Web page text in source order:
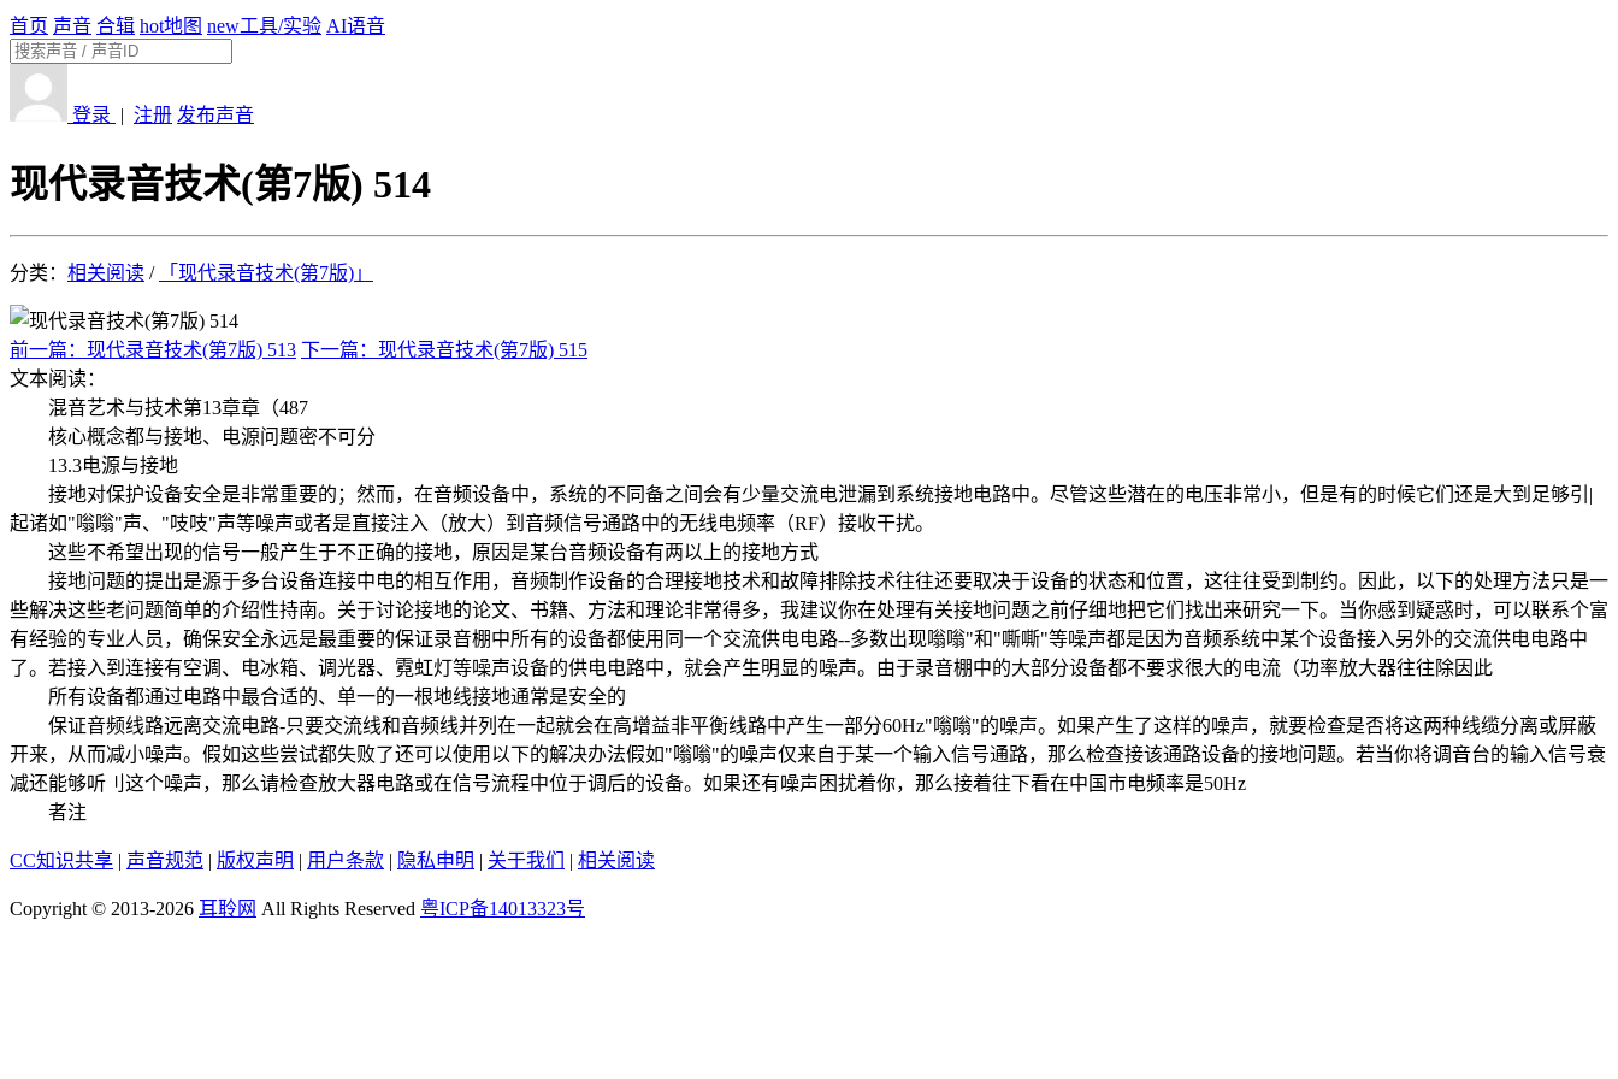
首页 声音 合辑 hot地图 new工具/实验 AI语音
登录 | 注册 发布声音
现代录音技术(第7版) 514
分类： 相关阅读 / 「现代录音技术(第7版)」
前一篇：现代录音技术(第7版) 513 下一篇：现代录音技术(第7版) 515
文本阅读：
混音艺术与技术第13章章（487
核心概念都与接地、电源问题密不可分
13.3电源与接地
接地对保护设备安全是非常重要的；然而，在音频设备中，系统的不同备之间会有少量交流电泄漏到系统接地电路中。尽管这些潜在的电压非常小，但是有的时候它们还是大到足够引|
起诸如"嗡嗡"声、"吱吱"声等噪声或者是直接注入（放大）到音频信号通路中的无线电频率（RF）接收干扰。
这些不希望出现的信号一般产生于不正确的接地，原因是某台音频设备有两以上的接地方式
接地问题的提出是源于多台设备连接中电的相互作用，音频制作设备的合理接地技术和故障排除技术往往还要取决于设备的状态和位置，这往往受到制约。因此，以下的处理方法只是一
些解决这些老问题简单的介绍性持南。关于讨论接地的论文、书籍、方法和理论非常得多，我建议你在处理有关接地问题之前仔细地把它们找出来研究一下。当你感到疑惑时，可以联系个富
有经验的专业人员，确保安全永远是最重要的保证录音棚中所有的设备都使用同一个交流供电电路--多数出现嗡嗡"和"嘶嘶"等噪声都是因为音频系统中某个设备接入另外的交流供电电路中
了。若接入到连接有空调、电冰箱、调光器、霓虹灯等噪声设备的供电电路中，就会产生明显的噪声。由于录音棚中的大部分设备都不要求很大的电流（功率放大器往往除因此
所有设备都通过电路中最合适的、单一的一根地线接地通常是安全的
保证音频线路远离交流电路-只要交流线和音频线并列在一起就会在高增益非平衡线路中产生一部分60Hz"嗡嗡"的噪声。如果产生了这样的噪声，就要检查是否将这两种线缆分离或屏蔽
开来，从而减小噪声。假如这些尝试都失败了还可以使用以下的解决办法假如"嗡嗡"的噪声仅来自于某一个输入信号通路，那么检查接该通路设备的接地问题。若当你将调音台的输入信号衰
减还能够听刂这个噪声，那么请检查放大器电路或在信号流程中位于调后的设备。如果还有噪声困扰着你，那么接着往下看在中国市电频率是50Hz
者注
CC知识共享 | 声音规范 | 版权声明 | 用户条款 | 隐私申明 | 关于我们 | 相关阅读
Copyright © 2013-2026 耳聆网 All Rights Reserved 粤ICP备14013323号